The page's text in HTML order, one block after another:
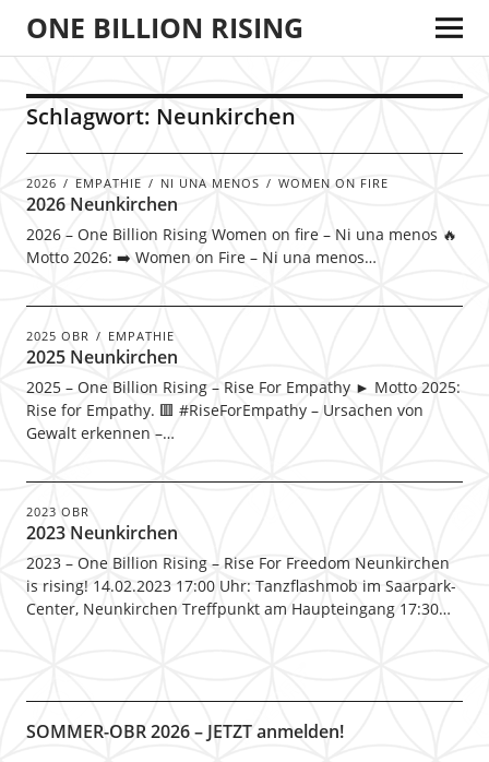
ONE BILLION RISING
Schlagwort: Neunkirchen
2026 EMPATHIE NI UNA MENOS WOMEN ON FIRE
2026 Neunkirchen
2026 – One Billion Rising Women on fire – Ni una menos 🔥
Motto 2026: ➡️ Women on Fire – Ni una menos…
2025 OBR EMPATHIE
2025 Neunkirchen
2025 – One Billion Rising – Rise For Empathy ► Motto 2025:
Rise for Empathy. 🟥 #RiseForEmpathy – Ursachen von
Gewalt erkennen –…
2023 OBR
2023 Neunkirchen
2023 – One Billion Rising – Rise For Freedom Neunkirchen
is rising! 14.02.2023 17:00 Uhr: Tanzflashmob im Saarpark-
Center, Neunkirchen Treffpunkt am Haupteingang 17:30…
SOMMER-OBR 2026 – JETZT anmelden!